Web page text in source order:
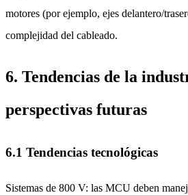
motores (por ejemplo, ejes delantero/
complejidad del cableado.
6. Tendencias de la
perspectivas futuras
6.1 Tendencias tecnológicas
Sistemas de 800 V: las MCU deben